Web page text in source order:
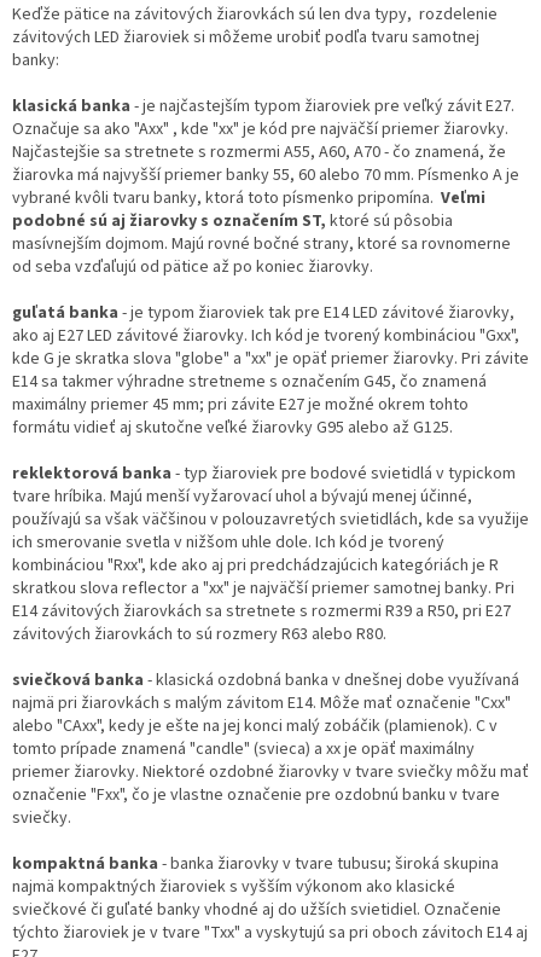
Keďže pätice na závitových žiarovkách sú len dva typy, rozdelenie
závitových LED žiaroviek si môžeme urobiť podľa tvaru samotnej
banky:
klasická banka - je najčastejším typom žiaroviek pre veľký závit E27.
Označuje sa ako "Axx" , kde "xx" je kód pre najväčší priemer žiarovky.
Najčastejšie sa stretnete s rozmermi A55, A60, A70 - čo znamená, že
žiarovka má najvyšší priemer banky 55, 60 alebo 70 mm. Písmenko A je
vybrané kvôli tvaru banky, ktorá toto písmenko pripomína. Veľmi
podobné sú aj žiarovky s označením ST, ktoré sú pôsobia
masívnejším dojmom. Majú rovné bočné strany, ktoré sa rovnomerne
od seba vzďaľujú od pätice až po koniec žiarovky.
guľatá banka - je typom žiaroviek tak pre E14 LED závitové žiarovky,
ako aj E27 LED závitové žiarovky. Ich kód je tvorený kombináciou "Gxx",
kde G je skratka slova "globe" a "xx" je opäť priemer žiarovky. Pri závite
E14 sa takmer výhradne stretneme s označením G45, čo znamená
maximálny priemer 45 mm; pri závite E27 je možné okrem tohto
formátu vidieť aj skutočne veľké žiarovky G95 alebo až G125.
reklektorová banka - typ žiaroviek pre bodové svietidlá v typickom
tvare hríbika. Majú menší vyžarovací uhol a bývajú menej účinné,
používajú sa však väčšinou v polouzavretých svietidlách, kde sa využije
ich smerovanie svetla v nižšom uhle dole. Ich kód je tvorený
kombináciou "Rxx", kde ako aj pri predchádzajúcich kategóriách je R
skratkou slova reflector a "xx" je najväčší priemer samotnej banky. Pri
E14 závitových žiarovkách sa stretnete s rozmermi R39 a R50, pri E27
závitových žiarovkách to sú rozmery R63 alebo R80.
sviečková banka - klasická ozdobná banka v dnešnej dobe využívaná
najmä pri žiarovkách s malým závitom E14. Môže mať označenie "Cxx"
alebo "CAxx", kedy je ešte na jej konci malý zobáčik (plamienok). C v
tomto prípade znamená "candle" (svieca) a xx je opäť maximálny
priemer žiarovky. Niektoré ozdobné žiarovky v tvare sviečky môžu mať
označenie "Fxx", čo je vlastne označenie pre ozdobnú banku v tvare
sviečky.
kompaktná banka - banka žiarovky v tvare tubusu; široká skupina
najmä kompaktných žiaroviek s vyšším výkonom ako klasické
sviečkové či guľaté banky vhodné aj do užších svietidiel. Označenie
týchto žiaroviek je v tvare "Txx" a vyskytujú sa pri oboch závitoch E14 aj